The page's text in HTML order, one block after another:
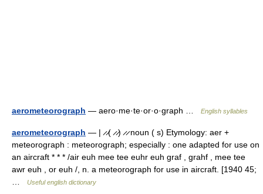
aerometeorograph — aero·me·te·or·o·graph … English syllables
aerometeorograph — | ̷ ̷( ̷ ̷) ̷ ̷ noun ( s) Etymology: aer +
meteorograph : meteorograph; especially : one adapted for use on
an aircraft * * * /air euh mee tee euhr euh graf , grahf , mee tee
awr euh , or euh /, n. a meteorograph for use in aircraft. [1940 45;
Useful english dictionary